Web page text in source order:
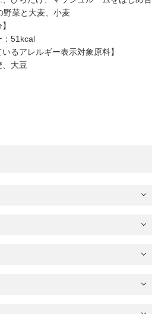
野菜と大麦、小麦
：51kcal
いるアレルギー表示対象原料】
、大豆